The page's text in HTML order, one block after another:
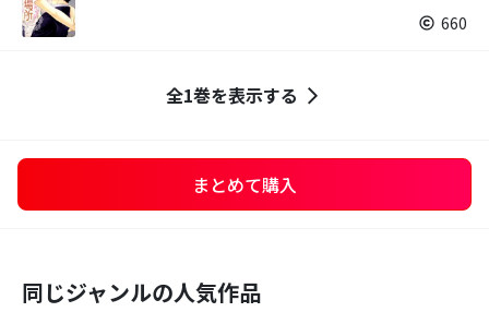
660
全1巻を表示する
まとめて購入
同じジャンルの人気作品